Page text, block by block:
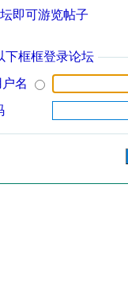
即可游览帖子
下框框登录论坛
户名